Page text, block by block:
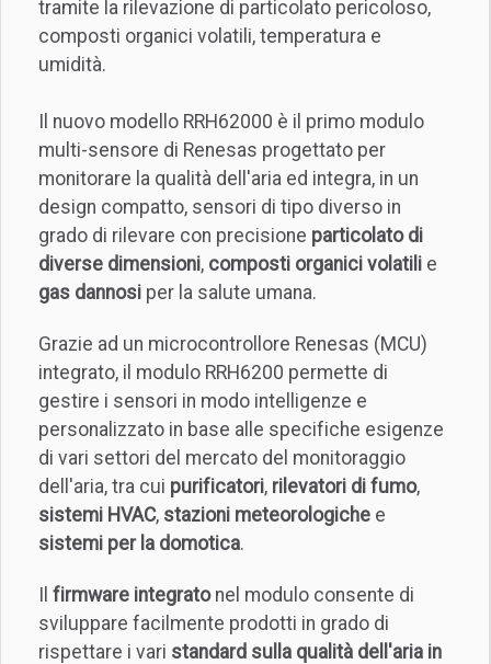
tramite la rilevazione di particolato pericoloso,
composti organici volatili, temperatura e
umidità.
Il nuovo modello RRH62000 è il primo modulo
multi-sensore di Renesas progettato per
monitorare la qualità dell'aria ed integra, in un
design compatto, sensori di tipo diverso in
grado di rilevare con precisione particolato di
diverse dimensioni, composti organici volatili e
gas dannosi per la salute umana.
Grazie ad un microcontrollore Renesas (MCU)
integrato, il modulo RRH6200 permette di
gestire i sensori in modo intelligenze e
personalizzato in base alle specifiche esigenze
di vari settori del mercato del monitoraggio
dell'aria, tra cui purificatori, rilevatori di fumo,
sistemi HVAC, stazioni meteorologiche e
sistemi per la domotica.
Il firmware integratonel modulo consente di
sviluppare facilmente prodotti in grado di
rispettare i vari standard sulla qualità dell'aria in